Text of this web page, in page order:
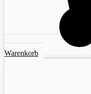
Warenkorb